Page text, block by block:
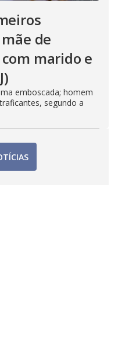
de
marido e
emboscada; homem
segundo a